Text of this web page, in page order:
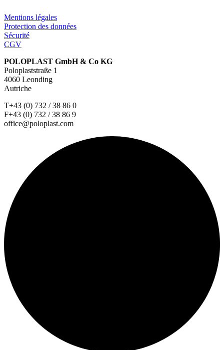
Mentions légales
Protection des données
Sécurité
CGV
POLOPLAST GmbH & Co KG
Poloplaststraße 1
4060 Leonding
Autriche
T+43 (0) 732 / 38 86 0
F+43 (0) 732 / 38 86 9
office@poloplast.com